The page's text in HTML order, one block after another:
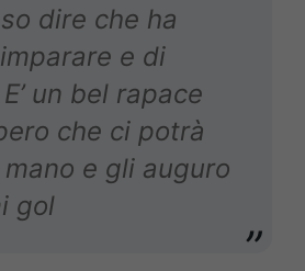
dire che ha
e di
un bel rapace
che ci potrà
e gli auguro
gol